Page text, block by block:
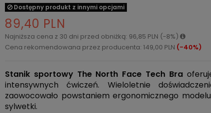
Dostępny produkt z innymi opcjami
89,40 PLN
Najniższa cena z 30 dni przed obniżką: 96,85 PLN (-8%)
Cena rekomendowana przez producenta: 149,00 PLN (-40%)
Stanik sportowy The North Face Tech Bra
intensywnych ćwiczeń. Wieloletnie
zaowocowało powstaniem ergonomicznego
sylwetki.